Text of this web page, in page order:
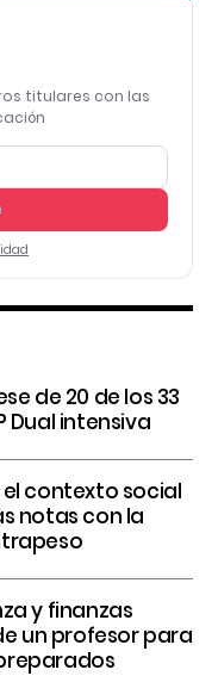
titulares con las
de 20 de los 33
Dual intensiva
el contexto social
notas con la
y finanzas
un profesor para